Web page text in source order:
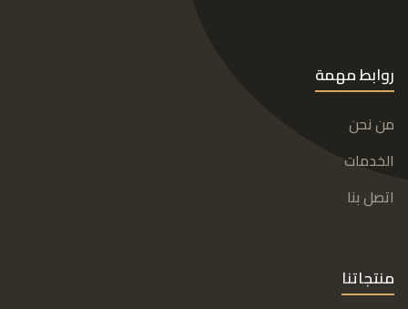
روابط مهمة
من نحن
الخدمات
اتصل بنا
منتجاتنا